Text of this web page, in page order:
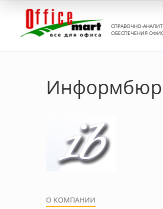
СПРАВОЧНО-
ОБЕСПЕЧЕНИЯ
О КОМПАНИИ